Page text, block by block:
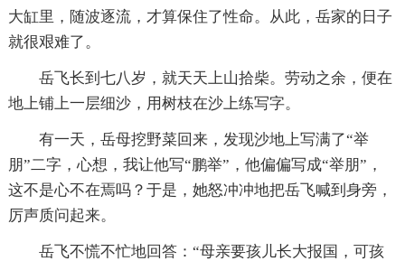
大缸里，随波逐流，才算保住了性命。从此，岳家的日子
就很艰难了。
岳飞长到七八岁，就天天上山拾柴。劳动之余，便在
地上铺上一层细沙，用树枝在沙上练写字。
有一天，岳母挖野菜回来，发现沙地上写满了“举
朋”二字，心想，我让他写“鹏举”，他偏偏写成“举朋”，
这不是心不在焉吗？于是，她怒冲冲地把岳飞喊到身旁，
厉声质问起来。
岳飞不慌不忙地回答：“母亲要孩儿长大报国，可孩